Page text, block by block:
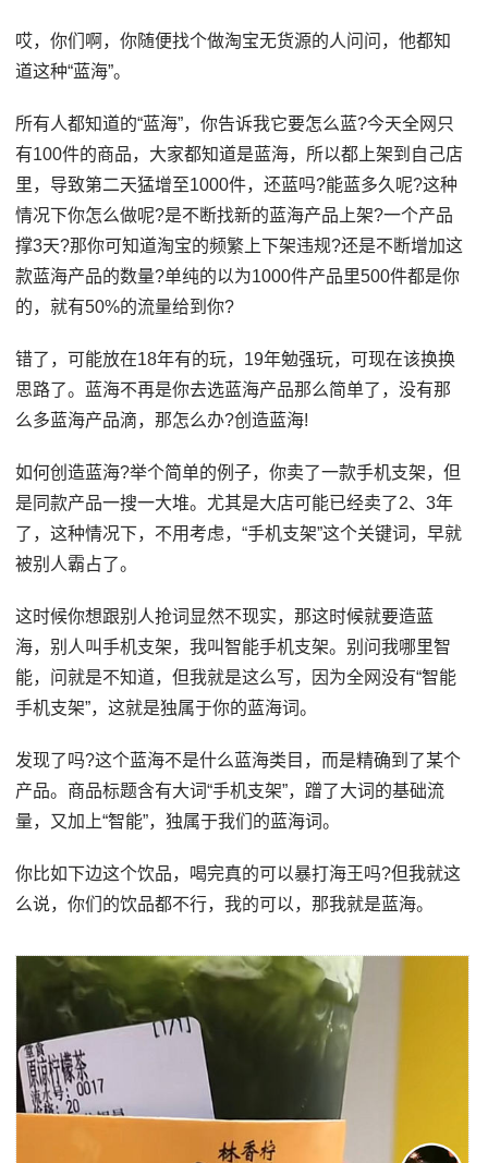
哎，你们啊，你随便找个做淘宝无货源的人问问，他都知
道这种“蓝海”。
所有人都知道的“蓝海”，你告诉我它要怎么蓝?今天全网只
有100件的商品，大家都知道是蓝海，所以都上架到自己店
里，导致第二天猛增至1000件，还蓝吗?能蓝多久呢?这种
情况下你怎么做呢?是不断找新的蓝海产品上架?一个产品
撑3天?那你可知道淘宝的频繁上下架违规?还是不断增加这
款蓝海产品的数量?单纯的以为1000件产品里500件都是你
的，就有50%的流量给到你?
错了，可能放在18年有的玩，19年勉强玩，可现在该换换
思路了。蓝海不再是你去选蓝海产品那么简单了，没有那
么多蓝海产品滴，那怎么办?创造蓝海!
如何创造蓝海?举个简单的例子，你卖了一款手机支架，但
是同款产品一搜一大堆。尤其是大店可能已经卖了2、3年
了，这种情况下，不用考虑，“手机支架”这个关键词，早就
被别人霸占了。
这时候你想跟别人抢词显然不现实，那这时候就要造蓝
海，别人叫手机支架，我叫智能手机支架。别问我哪里智
能，问就是不知道，但我就是这么写，因为全网没有“智能
手机支架”，这就是独属于你的蓝海词。
发现了吗?这个蓝海不是什么蓝海类目，而是精确到了某个
产品。商品标题含有大词“手机支架”，蹭了大词的基础流
量，又加上“智能”，独属于我们的蓝海词。
你比如下边这个饮品，喝完真的可以暴打海王吗?但我就这
么说，你们的饮品都不行，我的可以，那我就是蓝海。